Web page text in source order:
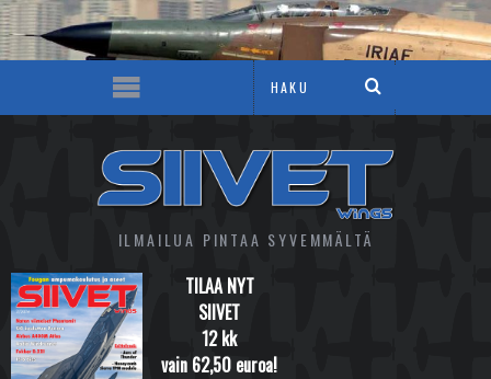
ILMAILUA PINTAA SYVEMMÄLTÄ
TILAA NYT
SIIVET
12 kk
vain 62,50 euroa!